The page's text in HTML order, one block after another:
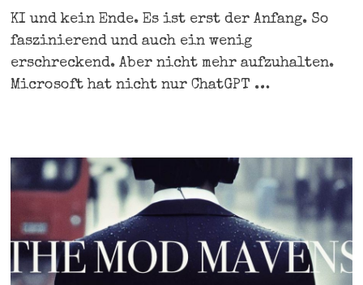
KI und kein Ende. Es ist erst der Anfang. So
faszinierend und auch ein wenig
erschreckend. Aber nicht mehr aufzuhalten.
Microsoft hat nicht nur ChatGPT …